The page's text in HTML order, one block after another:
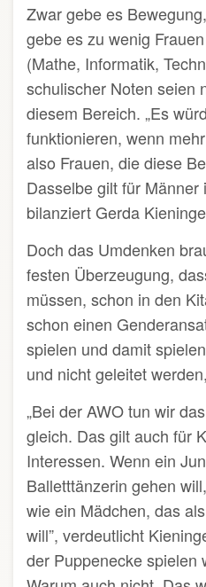
Zwar gebe es
gebe es zu wenig
(Mathe, Informatik,
schulischer Noten seien
diesem Bereich. „Es
funktionieren, wenn
also Frauen, die diese
Dasselbe gilt für Männer
bilanziert Gerda
Doch das Umdenken
festen Überzeugung,
müssen, schon in den
schon einen
spielen und damit
und nicht geleitet
„Bei der AWO tun wir
gleich. Das gilt auch für
Interessen. Wenn ein
Balletttänzerin gehen
wie ein Mädchen, das
will”, verdeutlicht
der Puppenecke spielen